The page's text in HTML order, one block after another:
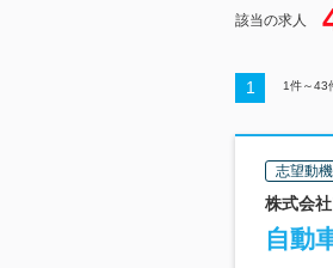
該当の求人
1 1件～43
志望動
株式会
自動